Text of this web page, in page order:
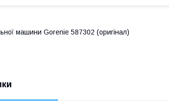
машини Gorenie 587302 (оригінал)